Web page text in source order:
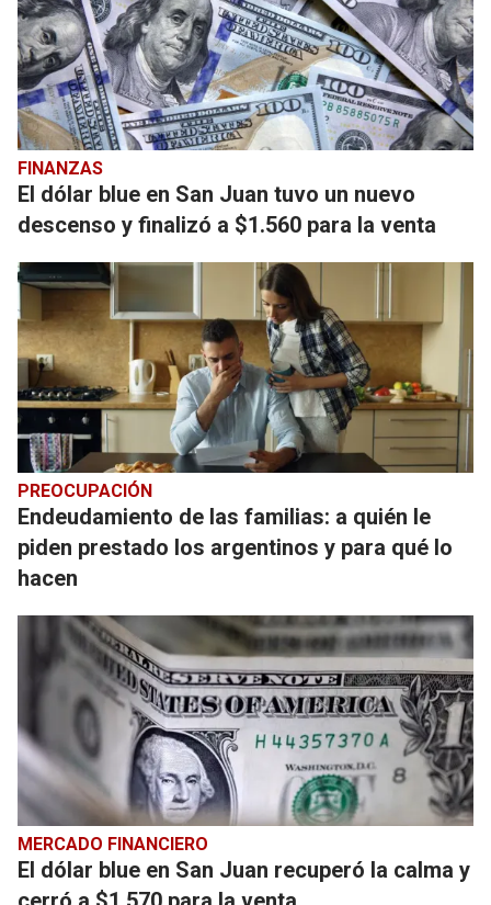
FINANZAS
El dólar blue en San Juan tuvo un nuevo
descenso y finalizó a $1.560 para la venta
PREOCUPACIÓN
Endeudamiento de las familias: a quién le
piden prestado los argentinos y para qué lo
hacen
MERCADO FINANCIERO
El dólar blue en San Juan recuperó la calma y